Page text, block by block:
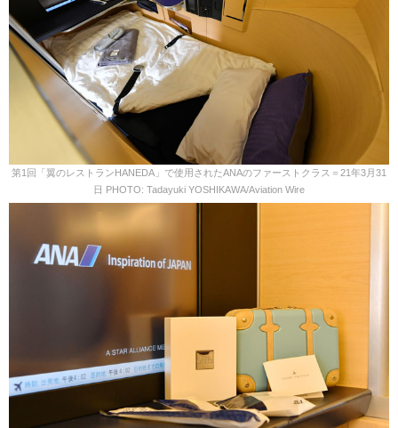
第1回「翼のレストランHANEDA」で使用されたANAのファーストクラス＝21年3月31
日 PHOTO: Tadayuki YOSHIKAWA/Aviation Wire